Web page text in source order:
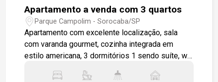
Apartamento a venda com 3 quartos
Parque Campolim - Sorocaba/SP
Apartamento com excelente localização, sala
com varanda gourmet, cozinha integrada em
estilo americana, 3 dormitórios 1 sendo suíte, wc
entregue todo em piso cerâmico padrão, 2 vagas